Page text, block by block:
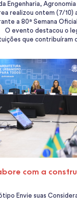
Engenharia,
realizou ontem (7/10)
a 80ª Semana
O evento destacou o
que contribuíram
com a
Envie suas